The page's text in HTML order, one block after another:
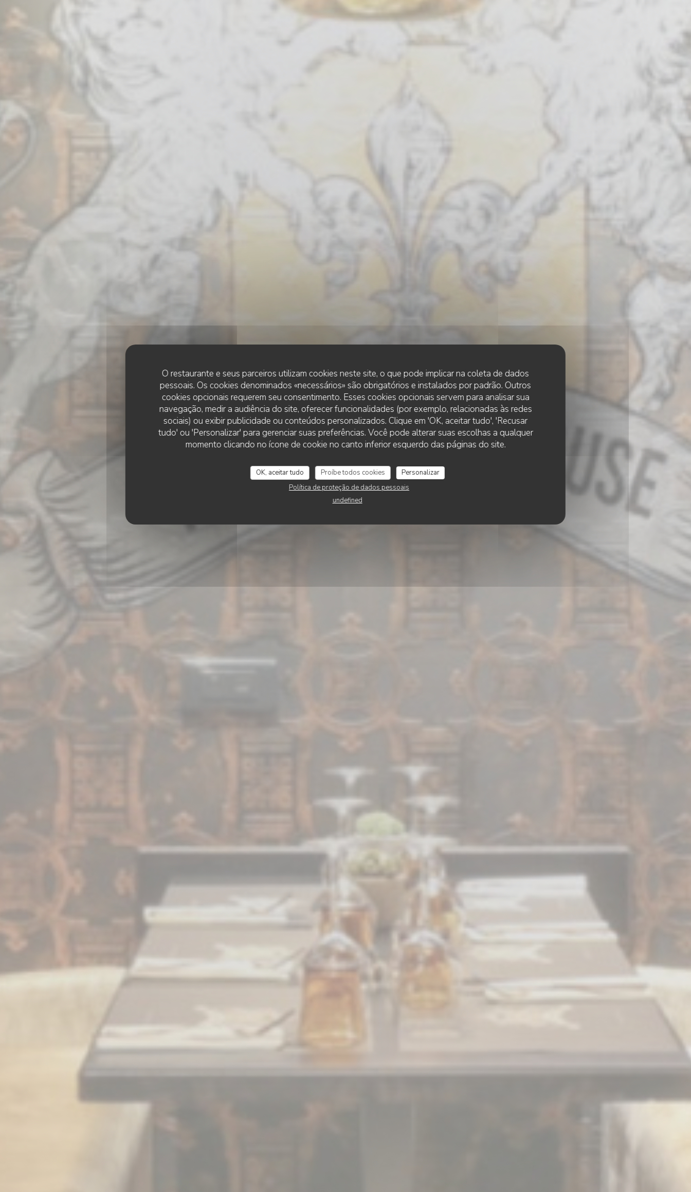
O restaurante e seus parceiros utilizam cookies neste site, o que pode implicar na coleta de dados
pessoais. Os cookies denominados «necessários» são obrigatórios e instalados por padrão. Outros
cookies opcionais requerem seu consentimento. Esses cookies opcionais servem para analisar sua
navegação, medir a audiência do site, oferecer funcionalidades (por exemplo, relacionadas às redes
sociais) ou exibir publicidade ou conteúdos personalizados. Clique em 'OK, aceitar tudo', 'Recusar
tudo' ou 'Personalizar' para gerenciar suas preferências. Você pode alterar suas escolhas a qualquer
momento clicando no ícone de cookie no canto inferior esquerdo das páginas do site.
OK, aceitar tudo Proíbe todos cookies
Personalizar
Política de proteção de dados pessoais
undefined
• ARRAS
The French House Arras
RESERVAR UMA MESA
THE FRENCH HOUSE ARRAS